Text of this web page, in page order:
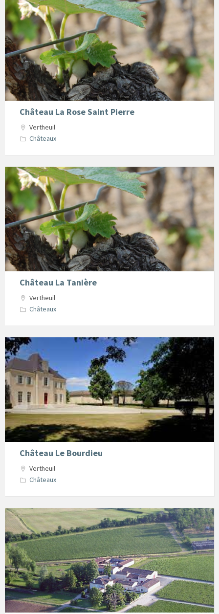
Château La Rose Saint Pierre
Vertheuil
Châteaux
oenotourisme2
Château La Tanière
Vertheuil
Châteaux
Chateau
Le
Bourdieu
Vertheuil
Château Le Bourdieu
Vertheuil
Châteaux
Chateau
Le
Meynieu
Vertheuil